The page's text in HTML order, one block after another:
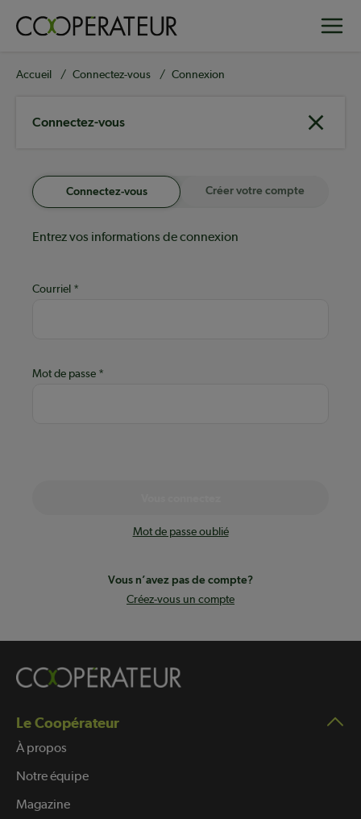
principal
Fil
Accueil Connectez-vous Connexion
Connectez-vous
Connectez-vous Créer votre compte
Entrez vos informations de connexion
Courriel
Mot de passe
Mot de passe oublié
Vous n’avez pas de compte?
Créez-vous un compte
Le Coopérateur
À propos
Notre équipe
Magazine